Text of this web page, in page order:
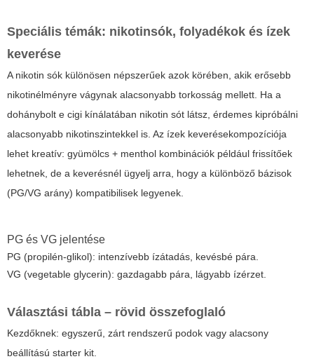
Speciális témák: nikotinsók, folyadékok és ízek
keverése
A nikotin sók különösen népszerűek azok körében, akik erősebb
nikotinélményre vágynak alacsonyabb torkosság mellett. Ha a
dohánybolt e cigi kínálatában nikotin sót látsz, érdemes kipróbálni
alacsonyabb nikotinszintekkel is. Az ízek keverésekompozíciója
lehet kreatív: gyümölcs + menthol kombinációk például frissítőek
lehetnek, de a keverésnél ügyelj arra, hogy a különböző bázisok
(PG/VG arány) kompatibilisek legyenek.
PG és VG jelentése
PG (propilén-glikol): intenzívebb ízátadás, kevésbé pára.
VG (vegetable glycerin): gazdagabb pára, lágyabb ízérzet.
Választási tábla – rövid összefoglaló
Kezdőknek: egyszerű, zárt rendszerű podok vagy alacsony
beállítású starter kit.